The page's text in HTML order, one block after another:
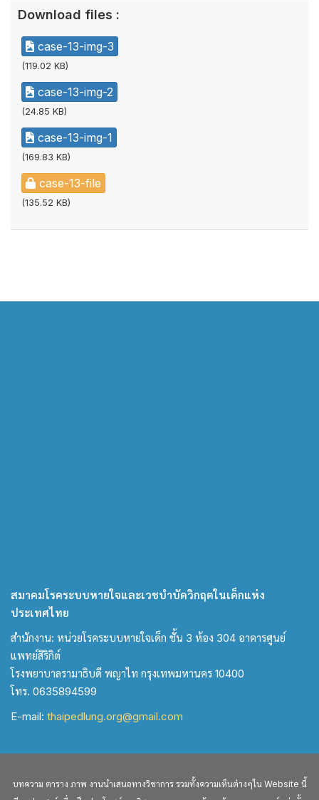
Download files :
case-13-img-3
(119.02 KB)
case-13-img-2
(24.85 KB)
case-13-img-1
(169.83 KB)
case-13-file
(135.52 KB)
สมาคมโรคระบบหายใจและเวชบำบัดวิกฤตในเด็กแห่ง
ประเทศไทย
สำนักงาน: หน่วยโรคระบบหายใจเด็ก ชั้น 3 ห้อง 304 อาคารศูนย์
แพทย์สิริกิต์
โรงพยาบาลรามาธิบดี พญาไท กรุงเทพมหานคร 10400
โทร. 0635894599
E-mail: thaipedlung.org@gmail.com
บทความ ตาราง ภาพ งานนำเสนอทางวิชาการ รวมทั้งความเห็นต่างๆใน Website นี้